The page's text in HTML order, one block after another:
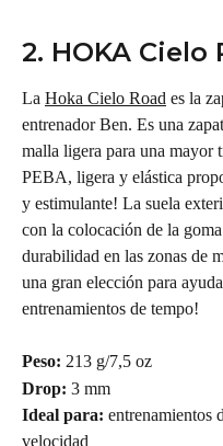
2. HOKA Cielo
La Hoka Cielo Road es la
entrenador Ben. Es una
malla ligera para una mayor
PEBA, ligera y elástica
y estimulante! La suela
con la colocación de la
durabilidad en las zonas de
una gran elección para
entrenamientos de tempo!
Peso: 213 g/7,5 oz
Drop: 3 mm
Ideal para: entrenamientos
velocidad